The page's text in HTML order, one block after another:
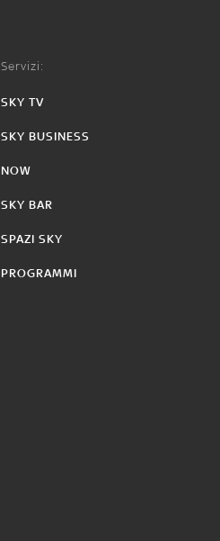
Servizi:
SKY TV
SKY BUSINESS
NOW
SKY BAR
SPAZI SKY
PROGRAMMI